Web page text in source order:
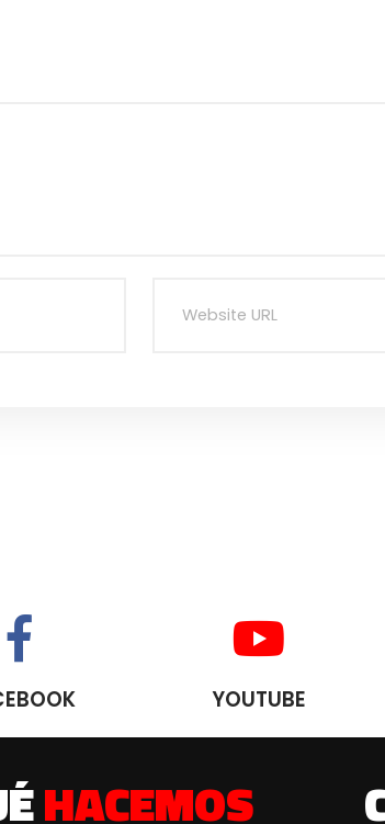
YOUTUBE
HACEMOS